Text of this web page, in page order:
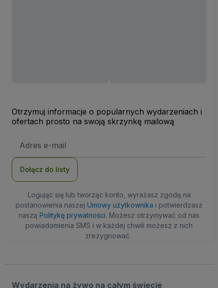
Otrzymuj informacje o popularnych wydarzeniach i
ofertach prosto na swoją skrzynkę mailową
e-
Dołącz do listy
Logując się lub tworząc konto, wyrażasz zgodę na
postanowienia naszej Umowy użytkownika i potwierdzasz
naszą Politykę prywatności. Możesz otrzymywać od nas
powiadomienia SMS i w każdej chwili możesz z nich
zrezygnować.
Wydarzenia na żywo na całym świecie